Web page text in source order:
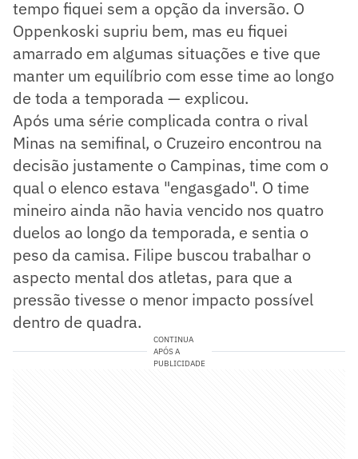
tempo fiquei sem a opção da inversão. O
Oppenkoski supriu bem, mas eu fiquei
amarrado em algumas situações e tive que
manter um equilíbrio com esse time ao longo
de toda a temporada — explicou.
Após uma série complicada contra o rival
Minas na semifinal, o Cruzeiro encontrou na
decisão justamente o Campinas, time com o
qual o elenco estava "engasgado". O time
mineiro ainda não havia vencido nos quatro
duelos ao longo da temporada, e sentia o
peso da camisa. Filipe buscou trabalhar o
aspecto mental dos atletas, para que a
pressão tivesse o menor impacto possível
dentro de quadra.
CONTINUA
APÓS A
PUBLICIDADE